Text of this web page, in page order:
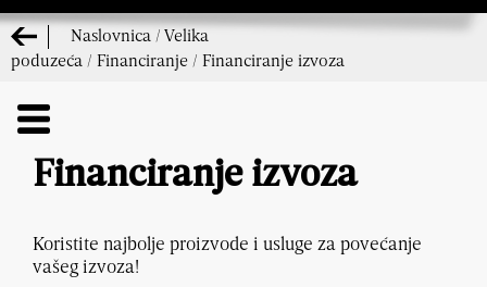
Naslovnica / Velika
poduzeća / Financiranje / Financiranje izvoza
Financiranje izvoza
Koristite najbolje proizvode i usluge za povećanje
vašeg izvoza!